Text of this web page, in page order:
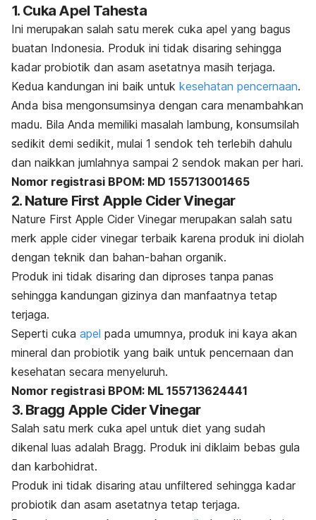
1. Cuka Apel Tahesta
Ini merupakan salah satu merek cuka apel yang bagus
buatan Indonesia. Produk ini tidak disaring sehingga
kadar probiotik dan asam asetatnya masih terjaga.
Kedua kandungan ini baik untuk kesehatan pencernaan.
Anda bisa mengonsumsinya dengan cara menambahkan
madu. Bila Anda memiliki masalah lambung, konsumsilah
sedikit demi sedikit, mulai 1 sendok teh terlebih dahulu
dan naikkan jumlahnya sampai 2 sendok makan per hari.
Nomor registrasi BPOM: MD 155713001465
2. Nature First Apple Cider Vinegar
Nature First Apple Cider Vinegar merupakan salah satu
merk apple cider vinegar terbaik karena produk ini diolah
dengan teknik dan bahan-bahan organik.
Produk ini tidak disaring dan diproses tanpa panas
sehingga kandungan gizinya dan manfaatnya tetap
terjaga.
Seperti cuka apel pada umumnya, produk ini kaya akan
mineral dan probiotik yang baik untuk pencernaan dan
kesehatan secara menyeluruh.
Nomor registrasi BPOM: ML 155713624441
3. Bragg Apple Cider Vinegar
Salah satu merk cuka apel untuk diet yang sudah
dikenal luas adalah Bragg. Produk ini diklaim bebas gula
dan karbohidrat.
Produk ini tidak disaring atau unfiltered sehingga kadar
probiotik dan asam asetatnya tetap terjaga.